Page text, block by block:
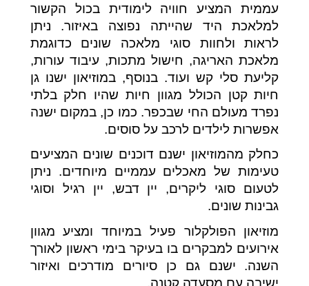
עממית המציע חוויה לימודית בכול הקשור
למלאכת היד שהייתה נפוצה באיזור. ניתן
לראות ולחוות סוגי מלאכה שונים כדוגמת
מלאכת האריגה, חישול מתכות, עיבוד עורות,
קליעת סלי קש ועוד. בנוסף, במוזיאון ישנו גן
חיות קטן הכולל מגוון חיות שהיו חלק בלתי
נפרד מעולם החי שבכפר. כמו כן, במקום ישנה
אפשרות לילדים לרכב על סוסים.
כחלק מהמוזיאון ישנם דוכנים שונים המציעים
טעימות של מאכלים עממיים מיוחדים. ניתן
לטעום סוגי ליקרים, יין דבש, יין רגיל וסוגי
גבינות שונים.
מוזיאון הפולקלור פעיל במיוחד ומציע מגוון
אירועים למבקרים בו בעיקר בימי ראשון לאורך
השנה. ישנם גם כן סיורים מודרכים ואיזור